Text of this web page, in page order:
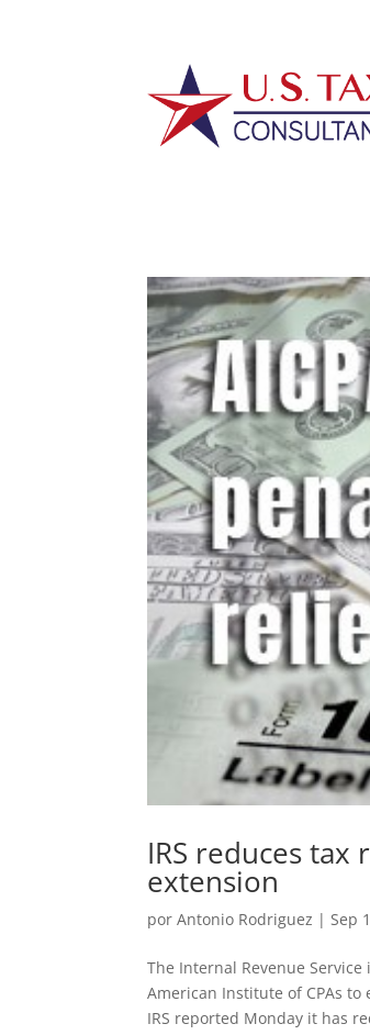
IRS reduces tax
extension
porAntonio Rodriguez | Sep
The Internal Revenue
American Institute of CPAs
IRS reported Monday it has